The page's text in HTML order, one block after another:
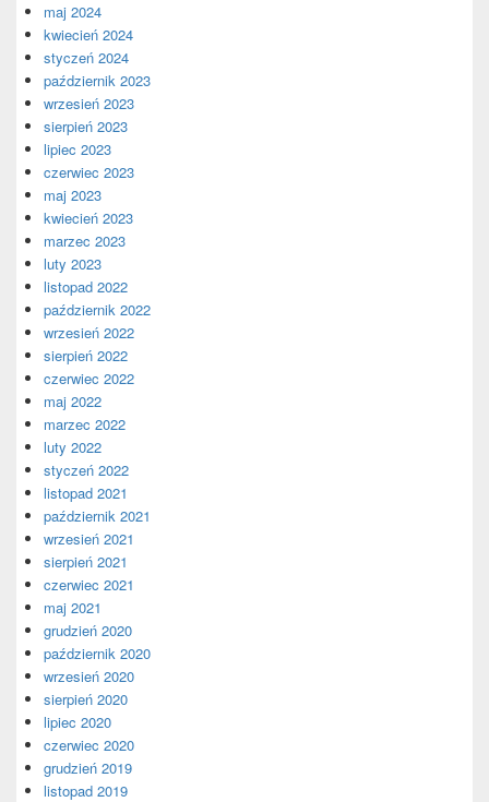
maj 2024
kwiecień 2024
styczeń 2024
październik 2023
wrzesień 2023
sierpień 2023
lipiec 2023
czerwiec 2023
maj 2023
kwiecień 2023
marzec 2023
luty 2023
listopad 2022
październik 2022
wrzesień 2022
sierpień 2022
czerwiec 2022
maj 2022
marzec 2022
luty 2022
styczeń 2022
listopad 2021
październik 2021
wrzesień 2021
sierpień 2021
czerwiec 2021
maj 2021
grudzień 2020
październik 2020
wrzesień 2020
sierpień 2020
lipiec 2020
czerwiec 2020
grudzień 2019
listopad 2019